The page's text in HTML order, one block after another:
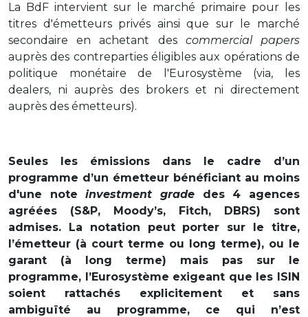
La BdF intervient sur le marché primaire pour les
titres d'émetteurs privés ainsi que sur le marché
secondaire en achetant des commercial papers
auprès des contreparties éligibles aux opérations de
politique monétaire de l'Eurosystème (via, les
dealers, ni auprès des brokers et ni directement
auprès des émetteurs).
Seules les émissions dans le cadre d’un
programme d’un émetteur bénéficiant au moins
d'une noteinvestment grade des 4 agences
agréées (S&P, Moody’s, Fitch, DBRS) sont
admises. La notation peut porter sur le titre,
l’émetteur (à court terme ou long terme), ou le
garant (à long terme) mais pas sur le
programme, l’Eurosystème exigeant que les ISIN
soient rattachés explicitement et sans
ambiguïté au programme, ce qui n’est